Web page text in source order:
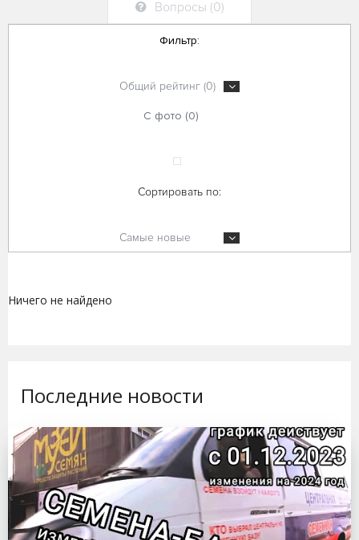
Вопросы (0)
Фильтр:
Общий рейтинг (0)
С фото (0)
Сортировать по:
Самые новые
Ничего не найдено
Последние новости